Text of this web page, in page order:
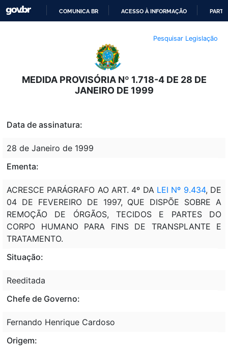
O
CONTEÚDO
COMUNICA BR ACESSO À INFORMAÇÃO
Pesquisar Legislação
MEDIDA PROVISÓRIA Nº 1.718-4 DE 28 DE
JANEIRO DE 1999
Data de assinatura:
28 de Janeiro de 1999
Ementa:
ACRESCE PARÁGRAFO AO ART. 4º DA LEI Nº 9.434, DE
04 DE FEVEREIRO DE 1997, QUE DISPÕE SOBRE A
REMOÇÃO DE ÓRGÃOS, TECIDOS E PARTES DO
CORPO HUMANO PARA FINS DE TRANSPLANTE E
TRATAMENTO.
Situação:
Reeditada
Chefe de Governo:
Fernando Henrique Cardoso
Origem: